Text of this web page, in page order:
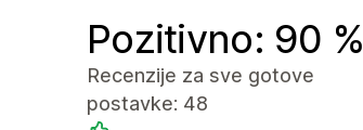
Pozitivno: 90 %
Recenzije za sve gotove
postavke: 48